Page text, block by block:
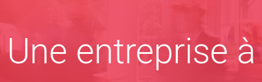
Une entreprise à